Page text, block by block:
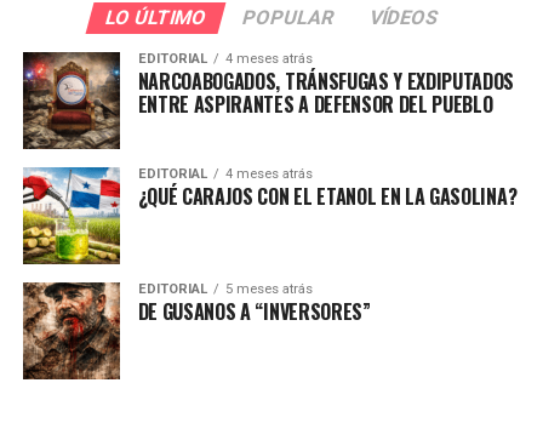
LO ÚLTIMO POPULAR VÍDEOS
EDITORIAL 4 meses atrás
NARCOABOGADOS, TRÁNSFUGAS Y EXDIPUTADOS
ENTRE ASPIRANTES A DEFENSOR DEL PUEBLO
EDITORIAL 4 meses atrás
¿QUÉ CARAJOS CON EL ETANOL EN LA GASOLINA?
EDITORIAL 5 meses atrás
DE GUSANOS A “INVERSORES”